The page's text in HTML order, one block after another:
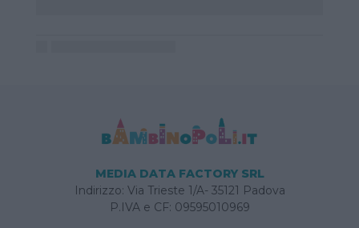
MEDIA DATA FACTORY SRL
Indirizzo: Via Trieste 1/A- 35121 Padova
P.IVA e CF: 09595010969